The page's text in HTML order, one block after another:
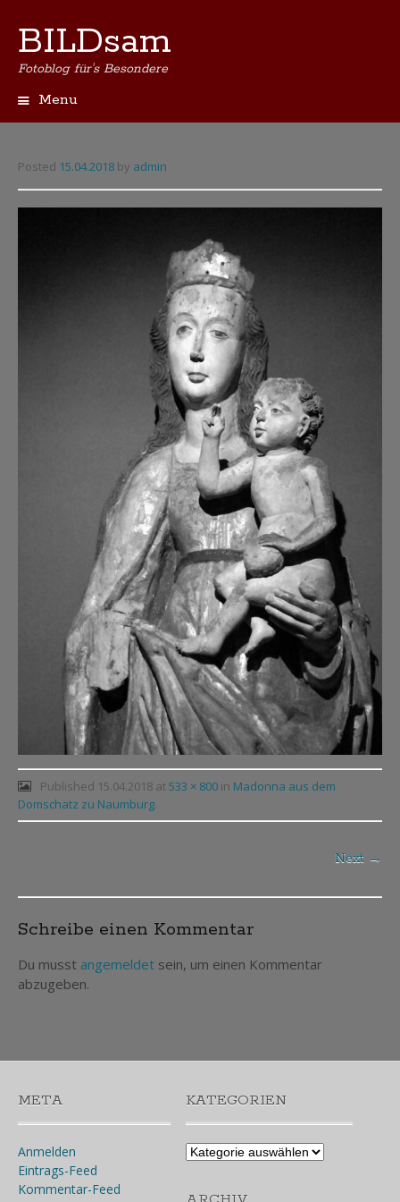
BILDsam
Fotoblog für's Besondere
Menu
Posted 15.04.2018 by admin
Published 15.04.2018at533 × 800in Madonna aus dem
Domschatz zu Naumburg.
navigation
Next →
Schreibe einen Kommentar
Du musst angemeldet sein, um einen Kommentar
abzugeben.
META
Anmelden
Eintrags-Feed
Kommentar-Feed
KATEGORIEN
Kategorien